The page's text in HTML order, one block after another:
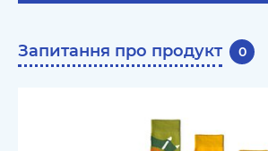
Запитання про продукт 0